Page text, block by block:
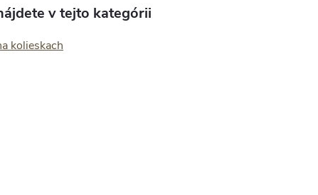
v tejto kategórii
kolieskach